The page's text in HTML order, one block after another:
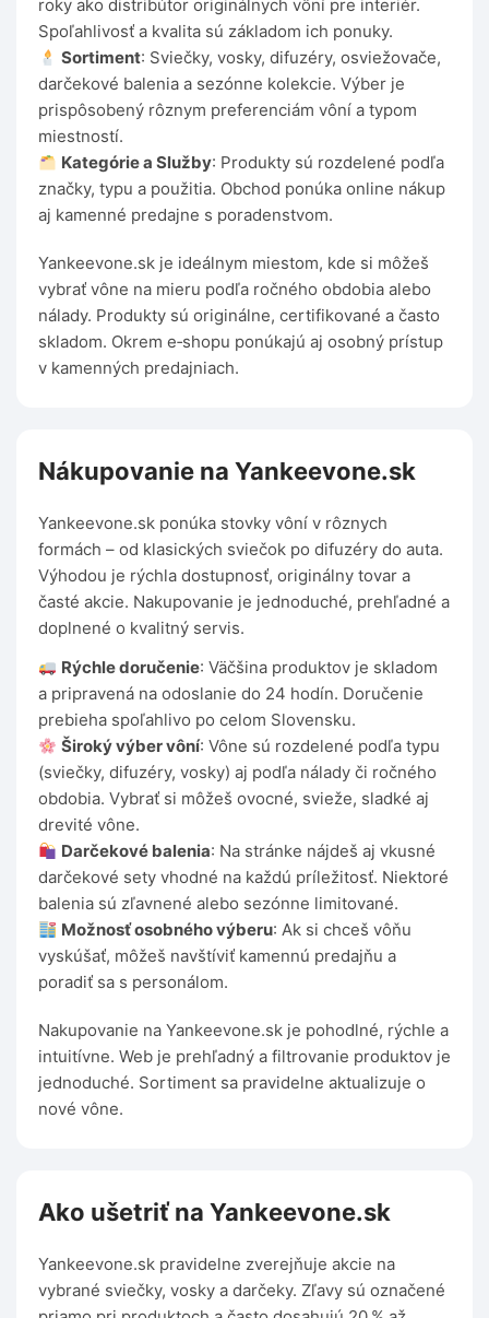
roky ako distribútor originálnych vôní pre interiér.
Spoľahlivosť a kvalita sú základom ich ponuky.
Sortiment: Sviečky, vosky, difuzéry, osviežovače,
darčekové balenia a sezónne kolekcie. Výber je
prispôsobený rôznym preferenciám vôní a typom
miestností.
Kategórie a Služby: Produkty sú rozdelené podľa
značky, typu a použitia. Obchod ponúka online nákup
aj kamenné predajne s poradenstvom.
Yankeevone.sk je ideálnym miestom, kde si môžeš
vybrať vône na mieru podľa ročného obdobia alebo
nálady. Produkty sú originálne, certifikované a často
skladom. Okrem e‑shopu ponúkajú aj osobný prístup
v kamenných predajniach.
Nákupovanie na Yankeevone.sk
Yankeevone.sk ponúka stovky vôní v rôznych
formách – od klasických sviečok po difuzéry do auta.
Výhodou je rýchla dostupnosť, originálny tovar a
časté akcie. Nakupovanie je jednoduché, prehľadné a
doplnené o kvalitný servis.
Rýchle doručenie: Väčšina produktov je skladom
a pripravená na odoslanie do 24 hodín. Doručenie
prebieha spoľahlivo po celom Slovensku.
Široký výber vôní: Vône sú rozdelené podľa typu
(sviečky, difuzéry, vosky) aj podľa nálady či ročného
obdobia. Vybrať si môžeš ovocné, svieže, sladké aj
drevité vône.
Darčekové balenia: Na stránke nájdeš aj vkusné
darčekové sety vhodné na každú príležitosť. Niektoré
balenia sú zľavnené alebo sezónne limitované.
Možnosť osobného výberu: Ak si chceš vôňu
vyskúšať, môžeš navštíviť kamennú predajňu a
poradiť sa s personálom.
Nakupovanie na Yankeevone.sk je pohodlné, rýchle a
intuitívne. Web je prehľadný a filtrovanie produktov je
jednoduché. Sortiment sa pravidelne aktualizuje o
nové vône.
Ako ušetriť na Yankeevone.sk
Yankeevone.sk pravidelne zverejňuje akcie na
vybrané sviečky, vosky a darčeky. Zľavy sú označené